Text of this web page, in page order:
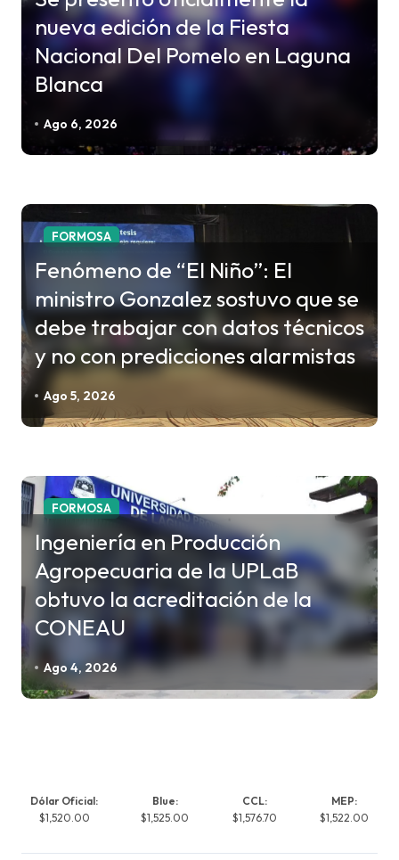
r
d
a
nueva edición de la Fiesta
Nacional Del Pomelo en Laguna
Blanca
Ago 6, 2026
FORMOSA
Fenómeno de “El Niño”: El
ministro Gonzalez sostuvo que se
debe trabajar con datos técnicos
y no con predicciones alarmistas
Ago 5, 2026
FORMOSA
Ingeniería en Producción
Agropecuaria de la UPLaB
obtuvo la acreditación de la
CONEAU
Ago 4, 2026
Dólar Oficial:
$1,520.00
Blue:
$1,525.00
CCL:
$1,576.70
MEP:
$1,522.00